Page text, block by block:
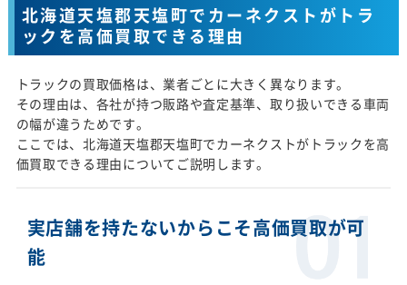
北海道天塩郡天塩町でカーネクストがトラ
ックを高価買取できる理由
トラックの買取価格は、業者ごとに大きく異なります。
その理由は、各社が持つ販路や査定基準、取り扱いできる車両
の幅が違うためです。
ここでは、北海道天塩郡天塩町でカーネクストがトラックを高
価買取できる理由についてご説明します。
実店舗を持たないからこそ高価買取が可
能